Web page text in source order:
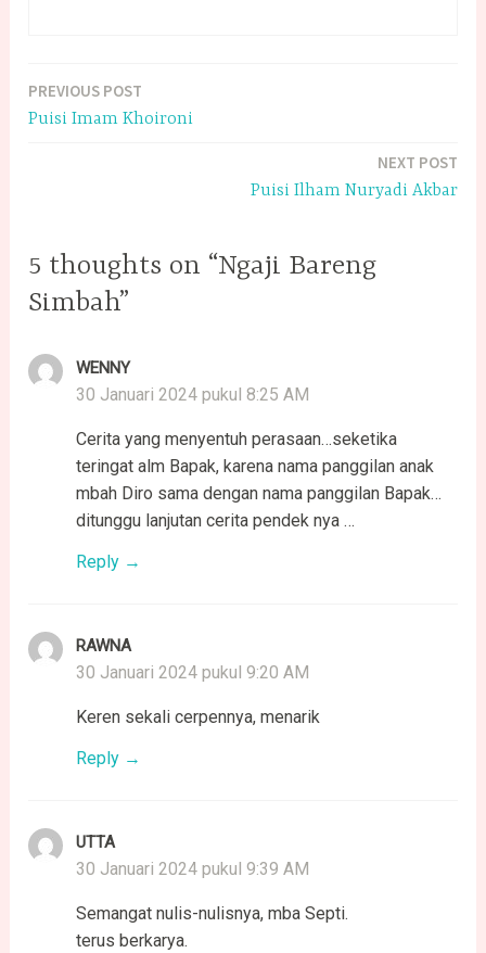
Navigasi
PREVIOUS POST
Puisi Imam Khoironi
NEXT POST
Puisi Ilham Nuryadi Akbar
5 thoughts on “Ngaji Bareng
Simbah”
WENNY
30 Januari 2024 pukul 8:25 AM
Cerita yang menyentuh perasaan…seketika
teringat alm Bapak, karena nama panggilan anak
mbah Diro sama dengan nama panggilan Bapak…
ditunggu lanjutan cerita pendek nya …
Reply
RAWNA
30 Januari 2024 pukul 9:20 AM
Keren sekali cerpennya, menarik
Reply
UTTA
30 Januari 2024 pukul 9:39 AM
Semangat nulis-nulisnya, mba Septi.
terus berkarya.